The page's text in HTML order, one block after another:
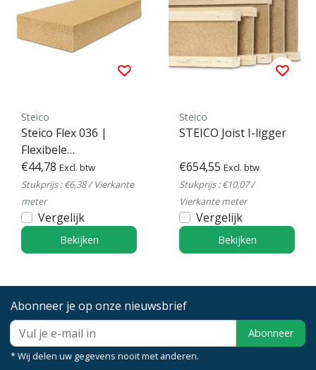
Steico
Steico Flex 036 |
Flexibele
Houtvezelisolatie
€44,78 Excl. btw
Stukprijs : €6,38 / Vierkante
meter
Vergelijk
Bekijken
Steico
STEICO Joist I-ligger
€654,55 Excl. btw
Stukprijs : €10,07 /
Vierkante meter
Vergelijk
Bekijken
Abonneer je op onze nieuwsbrief
Abonneer
* Wij delen uw gegevens nooit met anderen.